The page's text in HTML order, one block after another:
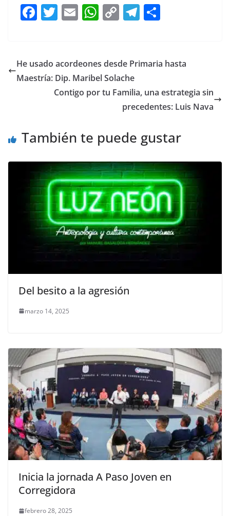
F
e
b
T
er
E
l
W
s
A
p
C
y
Li
n
k
T
gr
m
e
He usado acordeones desde Primaria hasta
Maestría: Dip. Maribel Solache
Contigo por tu Familia, una estrategia sin
precedentes: Luis Nava
También te puede gustar
Del besito a la agresión
marzo 14, 2025
Inicia la jornada A Paso Joven en
Corregidora
febrero 28, 2025